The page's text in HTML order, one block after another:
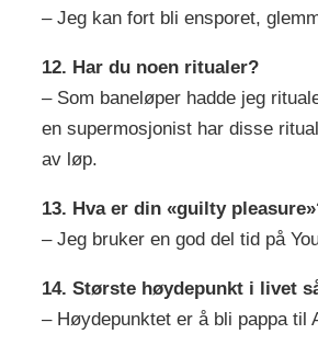
– Jeg kan fort bli ensporet,
12. Har du noen ritualer?
– Som baneløper hadde jeg
en supermosjonist har disse
av løp.
13. Hva er din «guilty
– Jeg bruker en god del tid på
14. Største høydepunkt i livet
– Høydepunktet er å bli pappa til